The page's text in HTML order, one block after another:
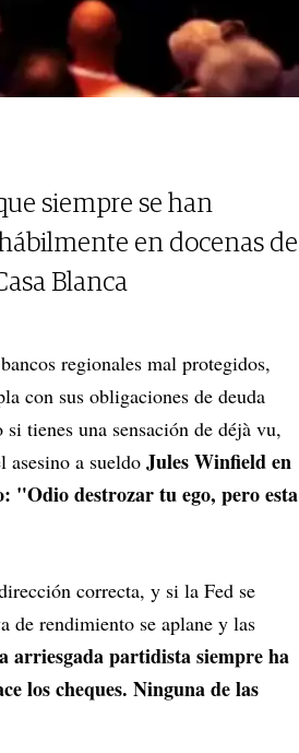
siempre se han
en docenas de
Blanca
regionales mal protegidos,
con sus obligaciones de deuda
tienes una sensación de déjà vu,
asesino a sueldo Jules Winfield en
"Odio destrozar tu ego, pero esta
correcta, y si la Fed se
de rendimiento se aplane y las
arriesgada partidista siempre ha
los cheques. Ninguna de las